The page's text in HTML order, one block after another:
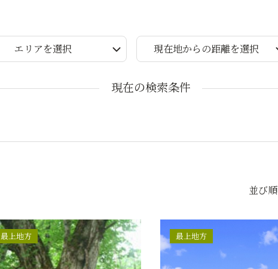
エリアを選択 現在地からの距離を選択
現在の検索条件
並び順
最上地方 最上地方